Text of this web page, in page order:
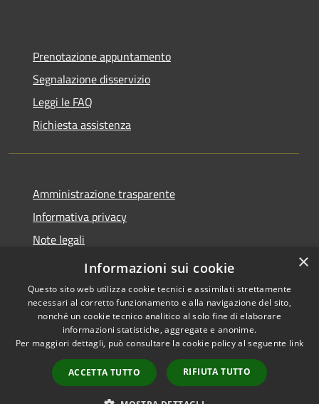
Prenotazione appuntamento
Segnalazione disservizio
Leggi le FAQ
Richiesta assistenza
Amministrazione trasparente
Informativa privacy
Note legali
Dichiarazione di accessibilità
Accessibilità
Copyright © 2026 • Comune di
Gazzuolo • Powered by
Municipium•
Accesso
redazione
×
Informazioni sui cookie
Questo sito web utilizza cookie tecnici e assimilati strettamente
necessari al corretto funzionamento e alla navigazione del sito,
nonché un cookie tecnico analitico al solo fine di elaborare
informazioni statistiche, aggregate e anonime.
Per maggiori dettagli, può consultare la cookie policy al seguente link
ACCETTA TUTTO RIFIUTA TUTTO